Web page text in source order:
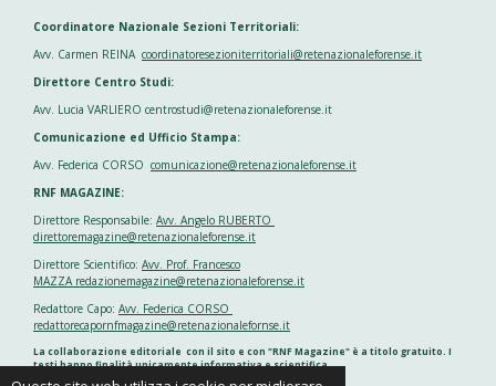
Coordinatore Nazionale Sezioni Territoriali:
Avv. Carmen REINA coordinatoresezioniterritoriali@retenazionaleforense.it
Direttore Centro Studi:
Avv. Lucia VARLIERO centrostudi@retenazionaleforense.it
Comunicazione ed Ufficio Stampa:
Avv. Federica CORSO comunicazione@retenazionaleforense.it
RNF MAGAZINE:
Direttore Responsabile: Avv. Angelo RUBERTO
direttoremagazine@retenazionaleforense.it
Direttore Scientifico: Avv. Prof. Francesco
MAZZA redazionemagazine@retenazionaleforense.it
Redattore Capo: Avv. Federica CORSO
redattorecapornfmagazine@retenazionalefornse.it
La collaborazione editoriale con il sito e con "RNF Magazine" è a titolo gratuito. I
testi hanno finalità unicamente informativa e scientifica